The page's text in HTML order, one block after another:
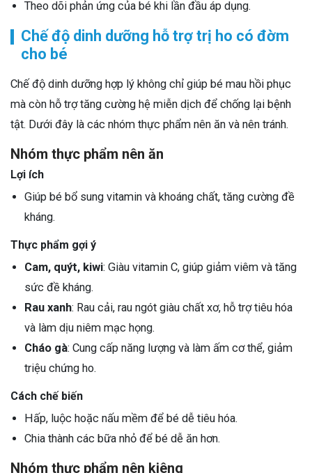
Theo dõi phản ứng của bé khi lần đầu áp dụng.
Chế độ dinh dưỡng hỗ trợ trị ho có đờm
cho bé
Chế độ dinh dưỡng hợp lý không chỉ giúp bé mau hồi phục
mà còn hỗ trợ tăng cường hệ miễn dịch để chống lại bệnh
tật. Dưới đây là các nhóm thực phẩm nên ăn và nên tránh.
Nhóm thực phẩm nên ăn
Lợi ích
Giúp bé bổ sung vitamin và khoáng chất, tăng cường đề
kháng.
Thực phẩm gợi ý
Cam, quýt, kiwi: Giàu vitamin C, giúp giảm viêm và tăng
sức đề kháng.
Rau xanh: Rau cải, rau ngót giàu chất xơ, hỗ trợ tiêu hóa
và làm dịu niêm mạc họng.
Cháo gà: Cung cấp năng lượng và làm ấm cơ thể, giảm
triệu chứng ho.
Cách chế biến
Hấp, luộc hoặc nấu mềm để bé dễ tiêu hóa.
Chia thành các bữa nhỏ để bé dễ ăn hơn.
Nhóm thực phẩm nên kiêng